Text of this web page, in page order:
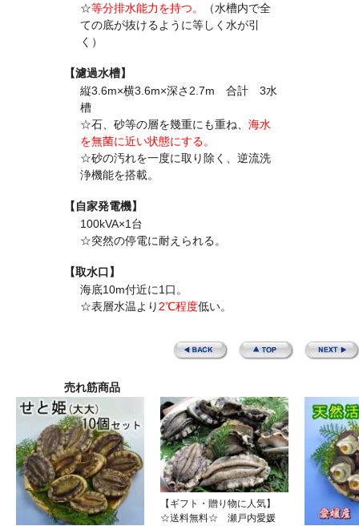
☆等分排水能力を持つ。
（水槽内で全
ての底が抜けるように等しく水が引
く）
【濾過水槽】
縦3.6m×横3.6m×深さ2.7m 合計 3水
槽
☆石、砂等の層を幾重にも重ね、 海水
を無菌に近い状態にする。
☆砂の汚れを一度に取り除く、逆流洗
浄機能を搭載。
【自家発電機】
100kVA×1台
☆突然の停電に耐えられる。
【取水口】
海底10m付近に1口。
☆表層水温より 2℃程度低い。
売れ筋商品
【ギフト・贈り物に人気】
☆送料無料☆ 瀬戸内愛媛